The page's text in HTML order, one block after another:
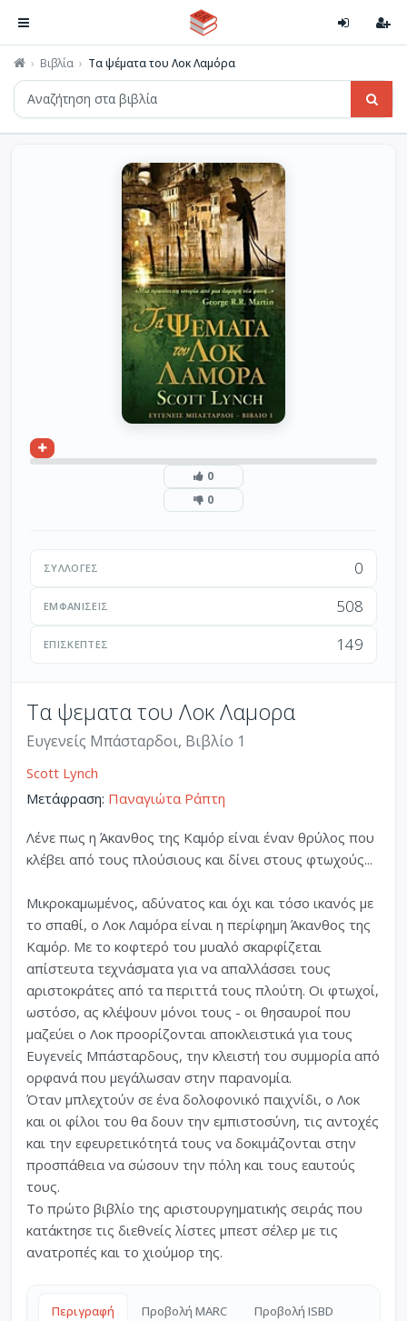
Βιβλία Τα ψέματα του Λοκ Λαμόρα
0
0
ΣΥΛΛΟΓΈΣ 0
ΕΜΦΑΝΊΣΕΙΣ 508
ΕΠΙΣΚΈΠΤΕΣ 149
Τα ψεματα του Λοκ Λαμορα
Ευγενείς Μπάσταρδοι, Βιβλίο 1
Scott Lynch
Μετάφραση: Παναγιώτα Ράπτη
Λένε πως η Άκανθος της Καμόρ είναι έναν θρύλος που
κλέβει από τους πλούσιους και δίνει στους φτωχούς...
Μικροκαμωμένος, αδύνατος και όχι και τόσο ικανός με
το σπαθί, ο Λοκ Λαμόρα είναι η περίφημη Άκανθος της
Καμόρ. Με το κοφτερό του μυαλό σκαρφίζεται
απίστευτα τεχνάσματα για να απαλλάσσει τους
αριστοκράτες από τα περιττά τους πλούτη. Οι φτωχοί,
ωστόσο, ας κλέψουν μόνοι τους - οι θησαυροί που
μαζεύει ο Λοκ προορίζονται αποκλειστικά για τους
Ευγενείς Μπάσταρδους, την κλειστή του συμμορία από
ορφανά που μεγάλωσαν στην παρανομία.
Όταν μπλεχτούν σε ένα δολοφονικό παιχνίδι, ο Λοκ
και οι φίλοι του θα δουν την εμπιστοσύνη, τις αντοχές
και την εφευρετικότητά τους να δοκιμάζονται στην
προσπάθεια να σώσουν την πόλη και τους εαυτούς
τους.
Το πρώτο βιβλίο της αριστουργηματικής σειράς που
κατάκτησε τις διεθνείς λίστες μπεστ σέλερ με τις
ανατροπές και το χιούμορ της.
Περιγραφή Προβολή MARC Προβολή ISBD